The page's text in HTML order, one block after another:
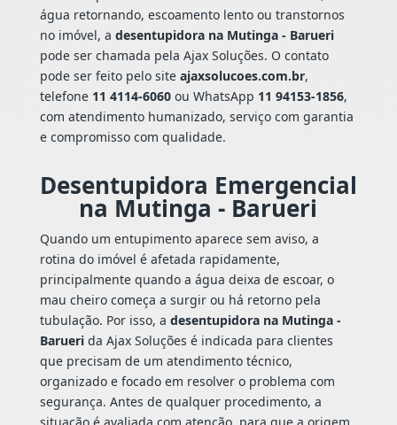
água retornando, escoamento lento ou transtornos
no imóvel, a desentupidora na Mutinga - Barueri
pode ser chamada pela Ajax Soluções. O contato
pode ser feito pelo site ajaxsolucoes.com.br,
telefone 11 4114-6060ou WhatsApp 11 94153-1856,
com atendimento humanizado, serviço com garantia
e compromisso com qualidade.
Desentupidora Emergencial
na Mutinga - Barueri
Quando um entupimento aparece sem aviso, a
rotina do imóvel é afetada rapidamente,
principalmente quando a água deixa de escoar, o
mau cheiro começa a surgir ou há retorno pela
tubulação. Por isso, a desentupidora na Mutinga -
Baruerida Ajax Soluções é indicada para clientes
que precisam de um atendimento técnico,
organizado e focado em resolver o problema com
segurança. Antes de qualquer procedimento, a
situação é avaliada com atenção, para que a origem